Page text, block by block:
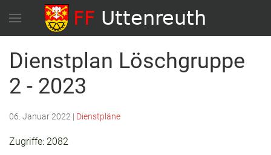
Dienstplan Löschgruppe
2 - 2023
06. Januar 2022 | Dienstpläne
Zugriffe: 2082